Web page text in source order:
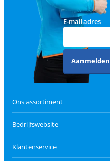
E-mailadres
Aanmelden
Ons assortiment
Bedrijfswebsite
Klantenservice